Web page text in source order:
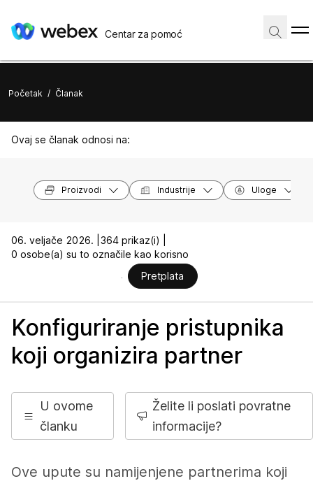
Centar za pomoć
Početak / Članak
Ovaj se članak odnosi na:
Proizvodi Industrije Uloge
06. veljače 2026. | 364 prikaz(i) |
0 osobe(a) su to označile kao korisno
Pretplata
Konfiguriranje pristupnika
koji organizira partner
U ovome
članku
Želite li poslati povratne
informacije?
Ove upute su namijenjene partnerima koji